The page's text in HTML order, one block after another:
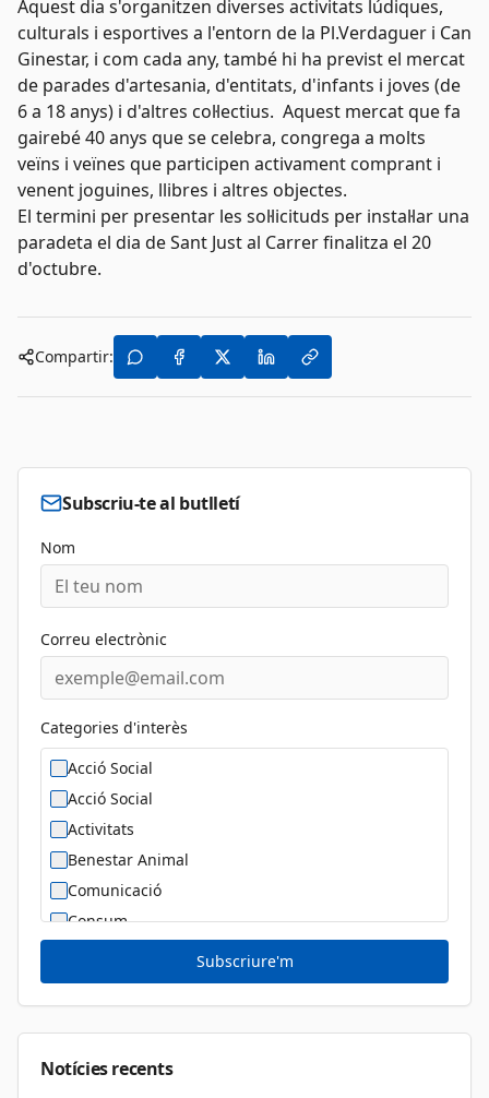
Aquest dia s'organitzen diverses activitats lúdiques,
culturals i esportives a l'entorn de la Pl.Verdaguer i Can
Ginestar, i com cada any, també hi ha previst el mercat
de parades d'artesania, d'entitats, d'infants i joves (de
6 a 18 anys) i d'altres col·lectius. Aquest mercat que fa
gairebé 40 anys que se celebra, congrega a molts
veïns i veïnes que participen activament comprant i
venent joguines, llibres i altres objectes.
El termini per presentar les sol·licituds per instal·lar una
paradeta el dia de Sant Just al Carrer finalitza el 20
d'octubre.
Compartir:
Subscriu-te al butlletí
Nom
Correu electrònic
Categories d'interès
Acció Social
Acció Social
Activitats
Benestar Animal
Comunicació
Consum
Diversitat Sexual i de Gènere
Dona
Subscriure'm
Notícies recents